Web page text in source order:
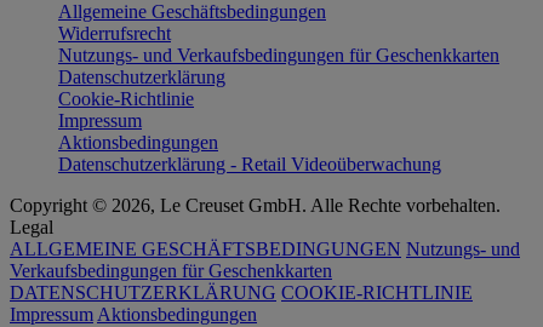
Allgemeine Geschäftsbedingungen
Widerrufsrecht
Nutzungs- und Verkaufsbedingungen für Geschenkkarten
Datenschutzerklärung
Cookie-Richtlinie
Impressum
Aktionsbedingungen
Datenschutzerklärung - Retail Videoüberwachung
Copyright © 2026, Le Creuset GmbH. Alle Rechte vorbehalten.
Legal
ALLGEMEINE GESCHÄFTSBEDINGUNGEN Nutzungs- und
Verkaufsbedingungen für Geschenkkarten
DATENSCHUTZERKLÄRUNG COOKIE-RICHTLINIE
Impressum Aktionsbedingungen